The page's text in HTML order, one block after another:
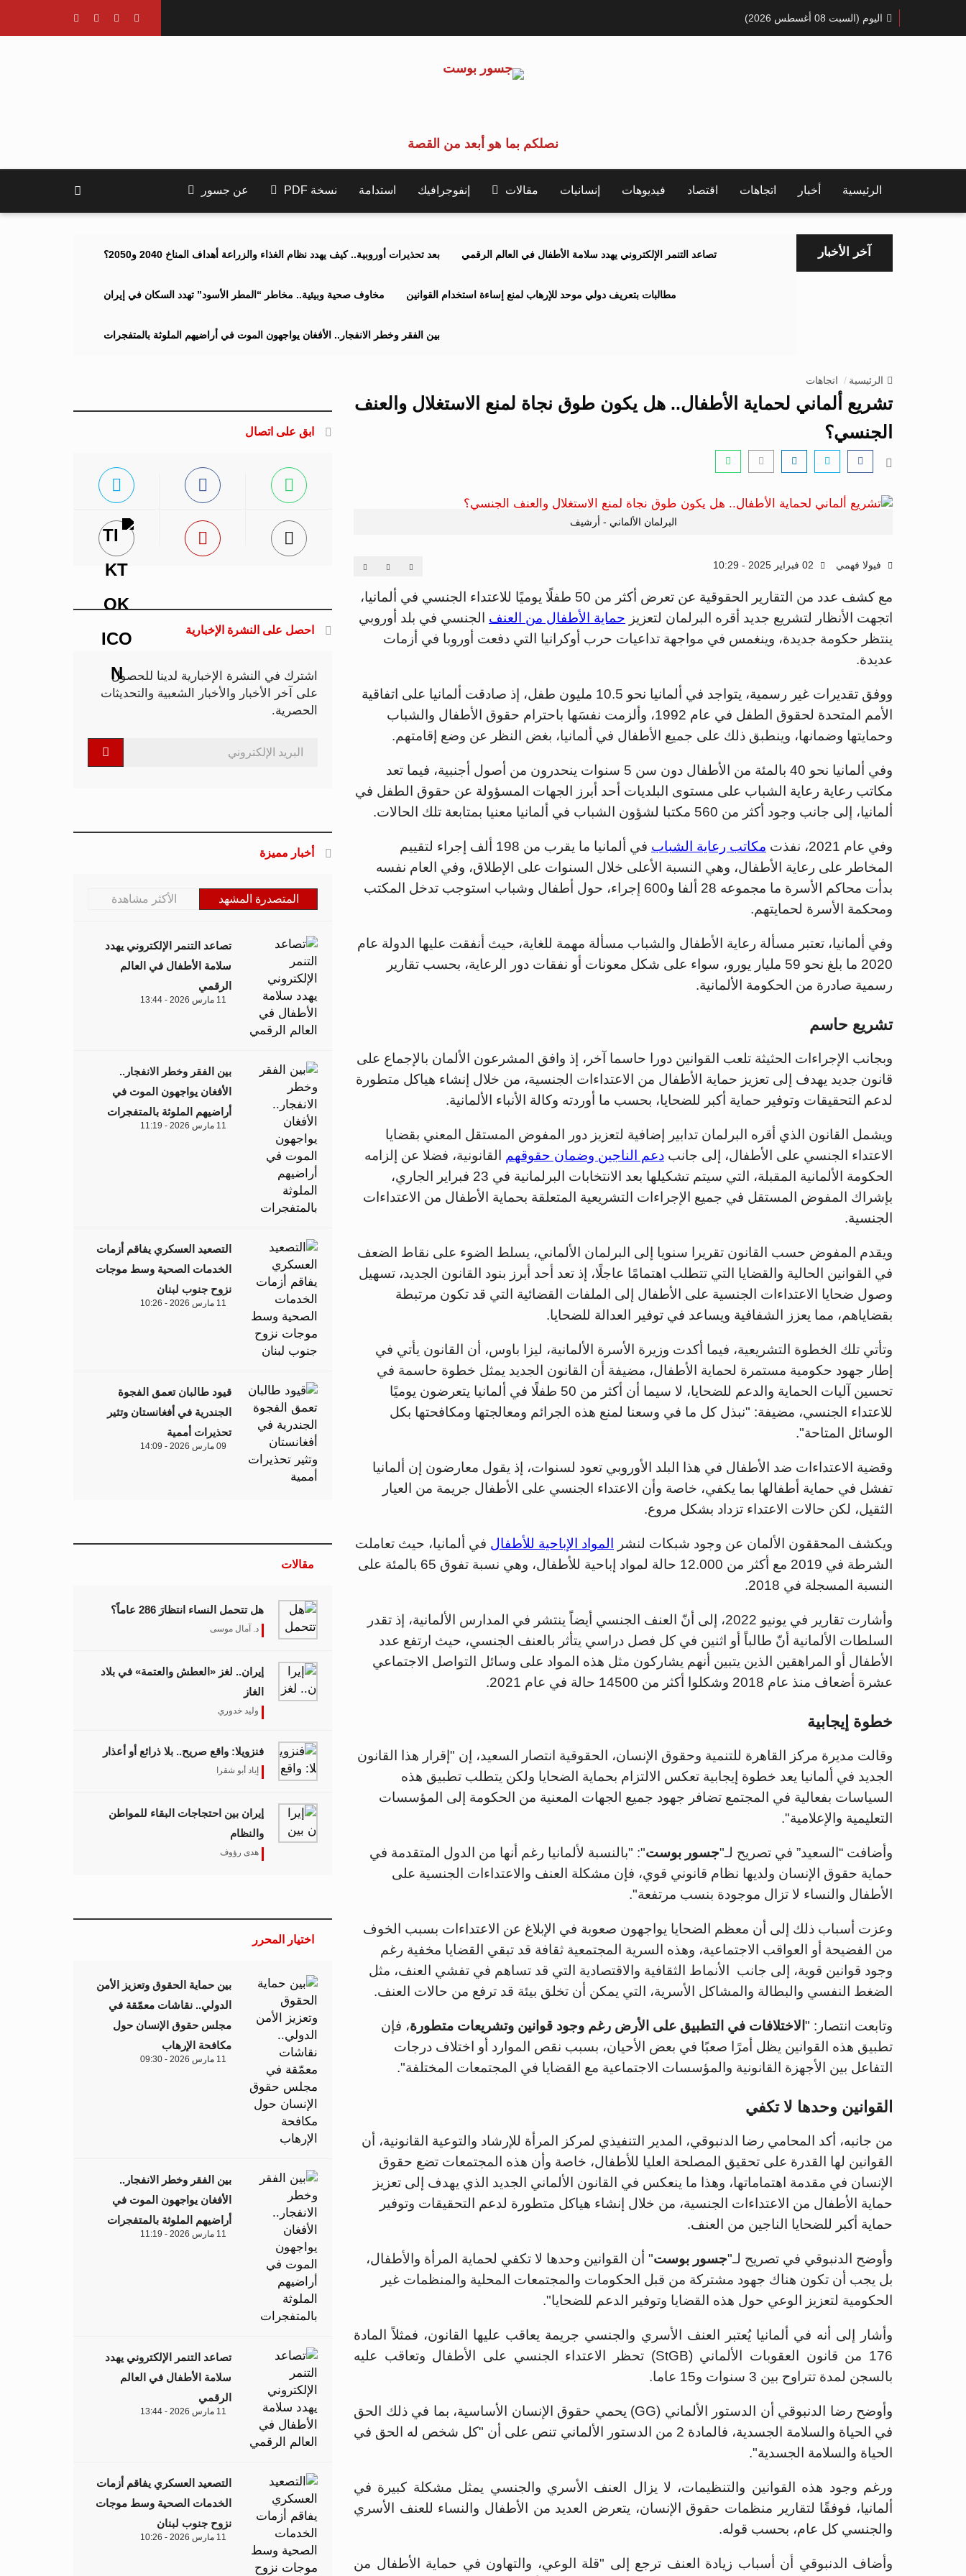
اليوم (السبت 08 أغسطس 2026)
نصلكم بما هو أبعد من القصة
الرئيسية أخبار اتجاهات اقتصاد فيديوهات إنسانيات مقالات إنفوجرافيك استدامة نسخة PDF عن جسور
آخر الأخبار بعد تحذيرات أوروبية.. كيف يهدد نظام الغذاء والزراعة أهداف المناخ 2040 و2050؟ تصاعد التنمر الإلكتروني يهدد سلامة الأطفال في العالم الرقمي
مخاوف صحية وبيئية.. مخاطر “المطر الأسود” تهدد السكان في إيران مطالبات بتعريف دولي موحد للإرهاب لمنع إساءة استخدام القوانين
بين الفقر وخطر الانفجار.. الأفغان يواجهون الموت في أراضيهم الملوثة بالمتفجرات
الرئيسية اتجاهات
تشريع ألماني لحماية الأطفال.. هل يكون طوق نجاة لمنع الاستغلال والعنف
الجنسي؟
البرلمان الألماني - أرشيف
فيولا فهمي
مع كشف عدد من التقارير الحقوقية عن تعرض أكثر من 50 طفلًا يوميًا للاعتداء الجنسي في ألمانيا،
اتجهت الأنظار لتشريع جديد أقره البرلمان لتعزيز حماية الأطفال من العنف الجنسي في بلد أوروبي
ينتظر حكومة جديدة، وينغمس في مواجهة تداعيات حرب أوكرانيا التي دفعت أوروبا في أزمات
عديدة.
ووفق تقديرات غير رسمية، يتواجد في ألمانيا نحو 10.5 مليون طفل، إذ صادقت ألمانيا على اتفاقية
الأمم المتحدة لحقوق الطفل في عام 1992، وألزمت نفسَها باحترام حقوق الأطفال والشباب
وحمايتها وضمانها، وينطبق ذلك على جميع الأطفال في ألمانيا، بغض النظر عن وضع إقامتهم.
وفي ألمانيا نحو 40 بالمئة من الأطفال دون سن 5 سنوات ينحدرون من أصول أجنبية، فيما تعد
مكاتب رعاية رعاية الشباب على مستوى البلديات أحد أبرز الجهات المسؤولة عن حقوق الطفل في
ألمانيا، إلى جانب وجود أكثر من 560 مكتبا لشؤون الشباب في ألمانيا معنيا بمتابعة تلك الحالات.
وفي عام 2021، نفذت مكاتب رعاية الشباب
في ألمانيا ما يقرب من 198 ألف إجراء لتقييم
المخاطر على رعاية الأطفال، وهي النسبة الأعلى خلال السنوات على الإطلاق، وفي العام نفسه
بدأت محاكم الأسرة ما مجموعه 28 ألفا و600 إجراء، حول أطفال وشباب استوجب تدخل المكتب
ومحكمة الأسرة لحمايتهم.
وفي ألمانيا، تعتبر مسألة رعاية الأطفال والشباب مسألة مهمة للغاية، حيث أنفقت عليها الدولة عام
2020 ما بلغ نحو 59 مليار يورو، سواء على شكل معونات أو نفقات دور الرعاية، بحسب تقارير
رسمية صادرة من الحكومة الألمانية.
تشريع حاسم
وبجانب الإجراءات الحثيثة تلعب القوانين دورا حاسما آخر، إذ وافق المشرعون الألمان بالإجماع على
قانون جديد يهدف إلى تعزيز حماية الأطفال من الاعتداءات الجنسية، من خلال إنشاء هياكل متطورة
لدعم التحقيقات وتوفير حماية أكبر للضحايا، بحسب ما أوردته وكالة الأنباء الألمانية.
ويشمل القانون الذي أقره البرلمان تدابير إضافية لتعزيز دور المفوض المستقل المعني بقضايا
الاعتداء الجنسي على الأطفال، إلى جانب دعم الناجين وضمان حقوقهم القانونية، فضلا عن إلزامه
الحكومة الألمانية المقبلة، التي سيتم تشكيلها بعد الانتخابات البرلمانية في 23 فبراير الجاري،
بإشراك المفوض المستقل في جميع الإجراءات التشريعية المتعلقة بحماية الأطفال من الاعتداءات
الجنسية.
ويقدم المفوض حسب القانون تقريرا سنويا إلى البرلمان الألماني، يسلط الضوء على نقاط الضعف
في القوانين الحالية والقضايا التي تتطلب اهتمامًا عاجلًا، إذ تعد أحد أبرز بنود القانون الجديد، تسهيل
وصول ضحايا الاعتداءات الجنسية على الأطفال إلى الملفات القضائية التي قد تكون مرتبطة
بقضاياهم، مما يعزز الشفافية ويساعد في توفير العدالة للضحايا.
وتأتي تلك الخطوة التشريعية، فيما أكدت وزيرة الأسرة الألمانية، ليزا باوس، أن القانون يأتي في
إطار جهود حكومية مستمرة لحماية الأطفال، مضيفة أن القانون الجديد يمثل خطوة حاسمة في
تحسين آليات الحماية والدعم للضحايا، لا سيما أن أكثر من 50 طفلًا في ألمانيا يتعرضون يوميًا
للاعتداء الجنسي، مضيفة: "نبذل كل ما في وسعنا لمنع هذه الجرائم ومعالجتها ومكافحتها بكل
الوسائل المتاحة".
وقضية الاعتداءات ضد الأطفال في هذا البلد الأوروبي تعود لسنوات، إذ يقول معارضون إن ألمانيا
تفشل في حماية أطفالها بما يكفي، خاصة وأن الاعتداء الجنسي على الأطفال جريمة من العيار
الثقيل، لكن حالات الاعتداء تزداد بشكل مروع.
ويكشف المحققون الألمان عن وجود شبكات لنشر المواد الإباحية للأطفال في ألمانيا، حيث تعاملت
الشرطة في 2019 مع أكثر من 12.000 حالة لمواد إباحية للأطفال، وهي نسبة تفوق 65 بالمئة على
النسبة المسجلة في 2018.
وأشارت تقارير في يونيو 2022، إلى أنّ العنف الجنسي أيضاً ينتشر في المدارس الألمانية، إذ تقدر
السلطات الألمانية أنّ طالباً أو اثنين في كل فصل دراسي يتأثر بالعنف الجنسي، حيث ارتفع عدد
الأطفال أو المراهقين الذين يتبين أنهم يشاركون مثل هذه المواد على وسائل التواصل الاجتماعي
عشرة أضعاف منذ عام 2018 وشكلوا أكثر من 14500 حالة في عام 2021.
خطوة إيجابية
وقالت مديرة مركز القاهرة للتنمية وحقوق الإنسان، الحقوقية انتصار السعيد، إن "إقرار هذا القانون
الجديد في ألمانيا يعد خطوة إيجابية تعكس الالتزام بحماية الضحايا ولكن يتطلب تطبيق هذه
السياسات بفعالية في المجتمع تضافر جهود جميع الجهات المعنية من الحكومة إلى المؤسسات
التعليمية والإعلامية".
وأضافت “السعيد” في تصريح لـ"جسور بوست": "بالنسبة لألمانيا رغم أنها من الدول المتقدمة في
حماية حقوق الإنسان ولديها نظام قانوني قوي، فإن مشكلة العنف والاعتداءات الجنسية على
الأطفال والنساء لا تزال موجودة بنسب مرتفعة".
وعزت أسباب ذلك إلى أن معظم الضحايا يواجهون صعوبة في الإبلاغ عن الاعتداءات بسبب الخوف
من الفضيحة أو العواقب الاجتماعية، وهذه السرية المجتمعية ثقافة قد تبقي القضايا مخفية رغم
وجود قوانين قوية، إلى جانب الأنماط الثقافية والاقتصادية التي قد تساهم في تفشي العنف، مثل
الضغط النفسي والبطالة والمشاكل الأسرية، التي يمكن أن تخلق بيئة قد ترفع من حالات العنف.
وتابعت انتصار: " الاختلافات في التطبيق على الأرض رغم وجود قوانين وتشريعات متطورة، فإن
تطبيق هذه القوانين يظل أمرًا صعبًا في بعض الأحيان، بسبب نقص الموارد أو اختلاف درجات
التفاعل بين الأجهزة القانونية والمؤسسات الاجتماعية مع القضايا في المجتمعات المختلفة".
القوانين وحدها لا تكفي
من جانبه، أكد المحامي رضا الدنبوقي، المدير التنفيذي لمركز المرأة للإرشاد والتوعية القانونية، أن
القوانين لها القدرة على تحقيق المصلحة العليا للأطفال، خاصة وأن هذه المجتمعات تضع حقوق
الإنسان في مقدمة اهتماماتها، وهذا ما ينعكس في القانون الألماني الجديد الذي يهدف إلى تعزيز
حماية الأطفال من الاعتداءات الجنسية، من خلال إنشاء هياكل متطورة لدعم التحقيقات وتوفير
حماية أكبر للضحايا الناجين من العنف.
وأوضح الدنبوقي في تصريح لـ"جسور بوست" أن القوانين وحدها لا تكفي لحماية المرأة والأطفال،
بل يجب أن تكون هناك جهود مشتركة من قبل الحكومات والمجتمعات المحلية والمنظمات غير
الحكومية لتعزيز الوعي حول هذه القضايا وتوفير الدعم للضحايا".
وأشار إلى أنه في ألمانيا يُعتبر العنف الأسري والجنسي جريمة يعاقب عليها القانون، فمثلاً المادة
176 من قانون العقوبات الألماني (StGB) تحظر الاعتداء الجنسي على الأطفال وتعاقب عليه
بالسجن لمدة تتراوح بين 3 سنوات و15 عاما.
وأوضح رضا الدنبوقي أن الدستور الألماني (GG) يحمي حقوق الإنسان الأساسية، بما في ذلك الحق
في الحياة والسلامة الجسدية، فالمادة 2 من الدستور الألماني تنص على أن "كل شخص له الحق في
الحياة والسلامة الجسدية".
ورغم وجود هذه القوانين والتنظيمات، لا يزال العنف الأسري والجنسي يمثل مشكلة كبيرة في
ألمانيا، فوفقًا لتقارير منظمات حقوق الإنسان، يتعرض العديد من الأطفال والنساء للعنف الأسري
والجنسي كل عام، بحسب قوله.
وأضاف الدنبوقي أن أسباب زيادة العنف ترجع إلى "قلة الوعي، والتهاون في حماية الأطفال من
ابق على اتصال
احصل على النشرة الإخبارية
اشترك في النشرة الإخبارية لدينا للحصول
على آخر الأخبار والأخبار الشعبية والتحديثات
الحصرية.
أخبار مميزة
المتصدرة المشهد الأكثر مشاهدة
تصاعد التنمر الإلكتروني يهدد
سلامة الأطفال في العالم
الرقمي
11 مارس 2026 - 13:44
بين الفقر وخطر الانفجار..
الأفغان يواجهون الموت في
أراضيهم الملوثة بالمتفجرات
11 مارس 2026 - 11:19
التصعيد العسكري يفاقم أزمات
الخدمات الصحية وسط موجات
نزوح جنوب لبنان
11 مارس 2026 - 10:26
قيود طالبان تعمق الفجوة
الجندرية في أفغانستان وتثير
تحذيرات أممية
09 مارس 2026 - 14:09
مقالات
هل تتحمل النساء انتظارَ 286 عاماً؟
د. آمال موسى
إيران.. لغز «العطش والعتمة» في بلاد
الغاز
وليد خدوري
فنزويلا: واقع صريح.. بلا ذرائع أو أعذار
إياد أبو شقرا
إيران بين احتجاجات البقاء للمواطن
والنظام
هدى رؤوف
اختيار المحرر
بين حماية الحقوق وتعزيز الأمن
الدولي.. نقاشات معمّقة في
مجلس حقوق الإنسان حول
مكافحة الإرهاب
11 مارس 2026 - 09:30
بين الفقر وخطر الانفجار..
الأفغان يواجهون الموت في
أراضيهم الملوثة بالمتفجرات
11 مارس 2026 - 11:19
تصاعد التنمر الإلكتروني يهدد
سلامة الأطفال في العالم
الرقمي
11 مارس 2026 - 13:44
التصعيد العسكري يفاقم أزمات
الخدمات الصحية وسط موجات
نزوح جنوب لبنان
11 مارس 2026 - 10:26